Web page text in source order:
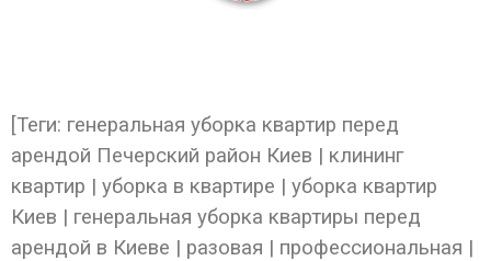
[Теги: генеральная уборка квартир перед
арендой Печерский район Киев | клининг
квартир | уборка в квартире | уборка квартир
Киев | генеральная уборка квартиры перед
арендой в Киеве | разовая | профессиональная |